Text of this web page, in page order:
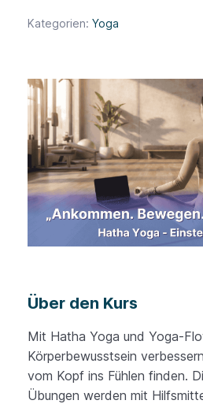
Kategorien:Yoga
Über den Kurs
Mit Hatha Yoga und Yoga-
Körperbewusstsein
vom Kopf ins Fühlen finden.
Übungen werden mit